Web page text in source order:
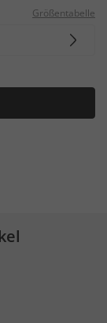
Größentabelle